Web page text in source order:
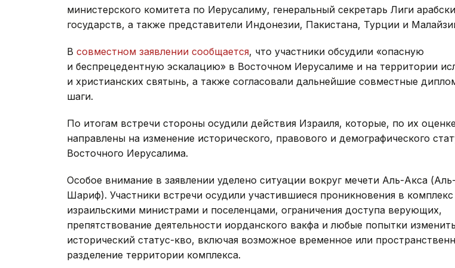
министерского комитета по Иерусалиму, генеральный секретарь Лиги
государств, а также представители Индонезии, Пакистана, Турции и
В совместном заявлении сообщается, что участники обсудили «опасную
и беспрецедентную эскалацию» в Восточном Иерусалиме и на территории
и христианских святынь, а также согласовали дальнейшие совместные
шаги.
По итогам встречи стороны осудили действия Израиля, которые, по их
направлены на изменение исторического, правового и демографического
Восточного Иерусалима.
Особое внимание в заявлении уделено ситуации вокруг мечети Аль-Акса
Шариф). Участники встречи осудили участившиеся проникновения в комплекс
израильскими министрами и поселенцами, ограничения доступа верующих,
препятствование деятельности иорданского вакфа и любые попытки изменить
исторический статус-кво, включая возможное временное или
разделение территории комплекса.